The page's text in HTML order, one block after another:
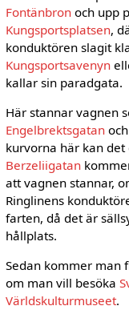
Fontänbronoch upp
Kungsportsplatsen,
konduktören slagit
Kungsportsavenyn
kallar sin paradgata.
Här stannar vagnen
Engelbrektsgatanoch
kurvorna här kan
Berzeliigatan
att vagnen stannar,
Ringlinens
farten, då det är
hållplats.
Sedan kommer man
om man vill besöka
Världskulturmuseet.